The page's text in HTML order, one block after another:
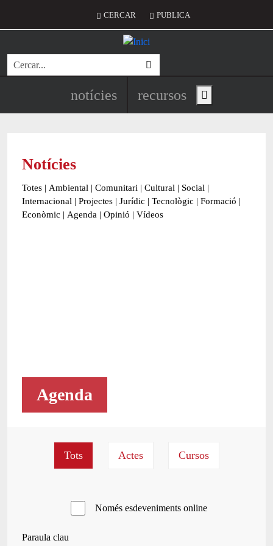
Menú del compte d'usuari
CERCAR PUBLICA
Cerca
Navegació principal de
notícies recursos Show main menu
Notícies
Totes | Ambiental | Comunitari | Cultural | Social |
Internacional | Projectes | Jurídic | Tecnològic | Formació |
Econòmic | Agenda | Opinió | Vídeos
Agenda
Només esdeveniments online
Paraula clau